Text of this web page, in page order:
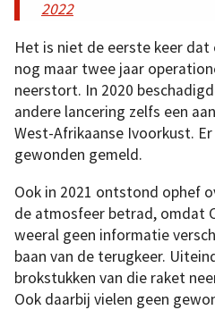
2022
Het is niet de eerste keer dat
nog maar twee jaar
neerstort. In 2020
andere lancering zelfs een
West-Afrikaanse Ivoorkust.
gewonden gemeld.
Ook in 2021 ontstond ophef
de atmosfeer betrad, omdat
weeral geen informatie
baan van de terugkeer.
brokstukken van die raket
Ook daarbij vielen geen